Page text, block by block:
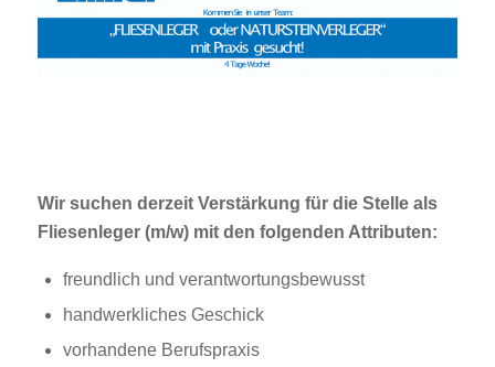
Wir suchen derzeit Verstärkung für die Stelle als
Fliesenleger (m/w) mit den folgenden Attributen:
freundlich und verantwortungsbewusst
handwerkliches Geschick
vorhandene Berufspraxis